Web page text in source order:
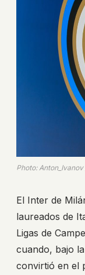
Photo:
El Inter de
laureados de
Ligas de
cuando, bajo
convirtió en el